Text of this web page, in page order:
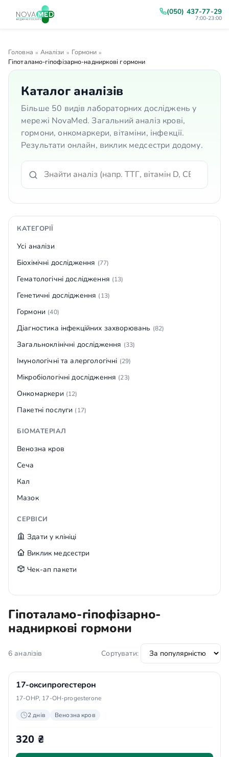
(050) 437-77-29
7:00-23:00
Головна » Аналізи » Гормони »
Гіпоталамо-гіпофізарно-надниркові гормони
Каталог аналізів
Більше 50 видів лабораторних досліджень у
мережі NovaMed. Загальний аналіз крові,
гормони, онкомаркери, вітаміни, інфекції.
Результати онлайн, виклик медсестри додому.
КАТЕГОРІЇ
Усі аналізи
Біохімічні дослідження (77)
Гематологічні дослідження (13)
Генетичні дослідження (13)
Гормони (40)
Діагностика інфекційних захворювань (82)
Загальноклінічні дослідження (33)
Імунологічні та алергологічні (29)
Мікробіологічні дослідження (23)
Онкомаркери (12)
Пакетні послуги (17)
БІОМАТЕРІАЛ
Венозна кров
Сеча
Кал
Мазок
СЕРВІСИ
Здати у клініці
Виклик медсестри
Чек-ап пакети
Гіпоталамо-гіпофізарно-
надниркові гормони
6 аналізів Сортувати:
17-оксипрогестерон
17-OHP, 17-OH-progesterone
2 днів Венозна кров
320 ₴